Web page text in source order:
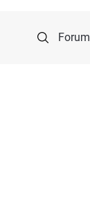
Forum